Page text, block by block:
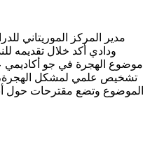
مدير المركز الموريتاني
ودادي أكد خلال تقديمه
موضوع الهجرة في جو أكاديمي
تشخيص علمي لمشكل الهجرة،
الموضوع وتضع مقترحات حول